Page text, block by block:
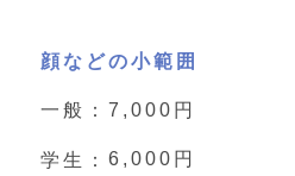
顔などの小範囲
7,000円
6,000円